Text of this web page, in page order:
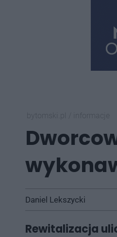
Daniel Lekszycki
Rewitalizacja